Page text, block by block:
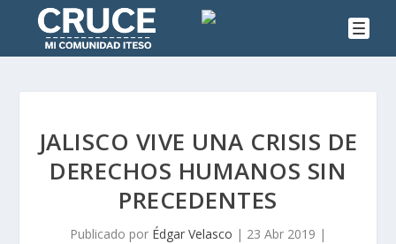
JALISCO VIVE UNA CRISIS DE
DERECHOS HUMANOS SIN
PRECEDENTES
Publicado por Édgar Velasco | 23 Abr 2019 |